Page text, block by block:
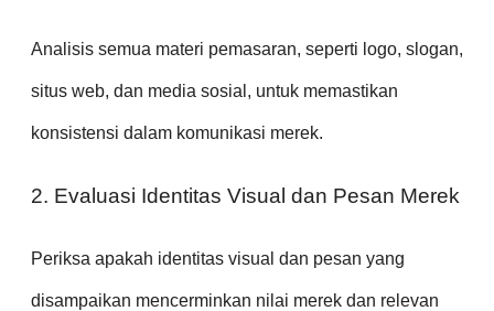
Analisis semua materi pemasaran, seperti logo, slogan,
situs web, dan media sosial, untuk memastikan
konsistensi dalam komunikasi merek.
2. Evaluasi Identitas Visual dan Pesan Merek
Periksa apakah identitas visual dan pesan yang
disampaikan mencerminkan nilai merek dan relevan